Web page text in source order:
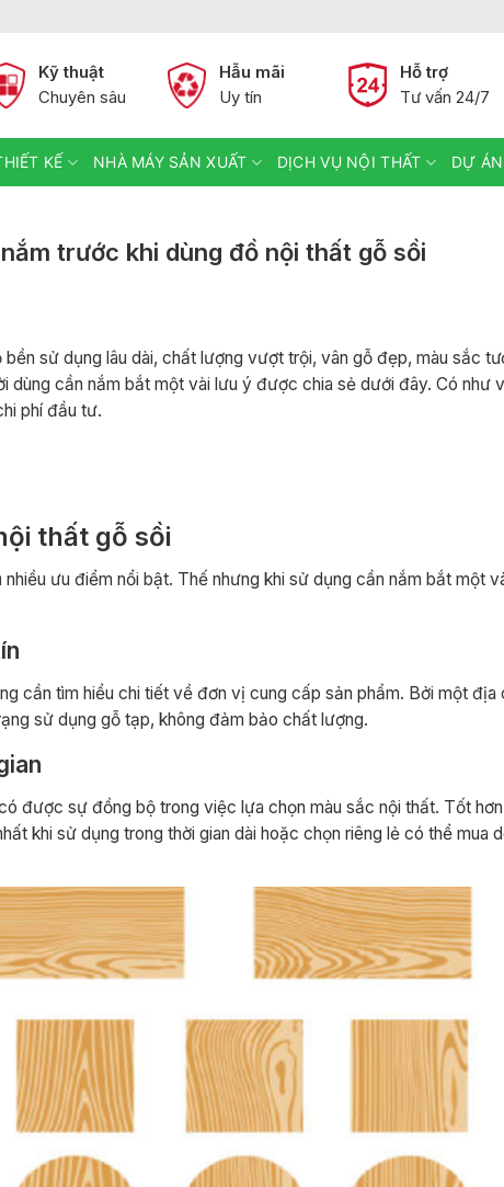
Kỹ thuật
Chuyên sâu
Hẫu mãi
Uy tín
Hỗ trợ
Tư vấn 24/7
KẾ NHÀ MÁY SẢN XUẤT DỊCH VỤ NỘI THẤT DỰ
trước khi dùng đồ nội thất gỗ sồi
sử dụng lâu dài, chất lượng vượt trội, vân gỗ đẹp, màu sắc
dùng cần nắm bắt một vài lưu ý được chia sẻ dưới đây. Có như
phí đầu tư.
thất gỗ sồi
ưu điểm nổi bật. Thế nhưng khi sử dụng cần nắm bắt một
cần tìm hiểu chi tiết về đơn vị cung cấp sản phẩm. Bởi một địa
sử dụng gỗ tạp, không đảm bảo chất lượng.
được sự đồng bộ trong việc lựa chọn màu sắc nội thất. Tốt
khi sử dụng trong thời gian dài hoặc chọn riêng lẻ có thể mua